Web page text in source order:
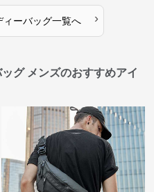
ィーバッグ一覧へ ›
グ メンズのおすすめアイ